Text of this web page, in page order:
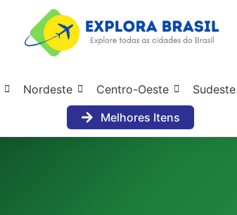
Nordeste Centro-Oeste Sudeste
Melhores Itens